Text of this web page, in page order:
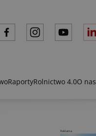
RaportyRolnictwo 4.0O nas
Reklama